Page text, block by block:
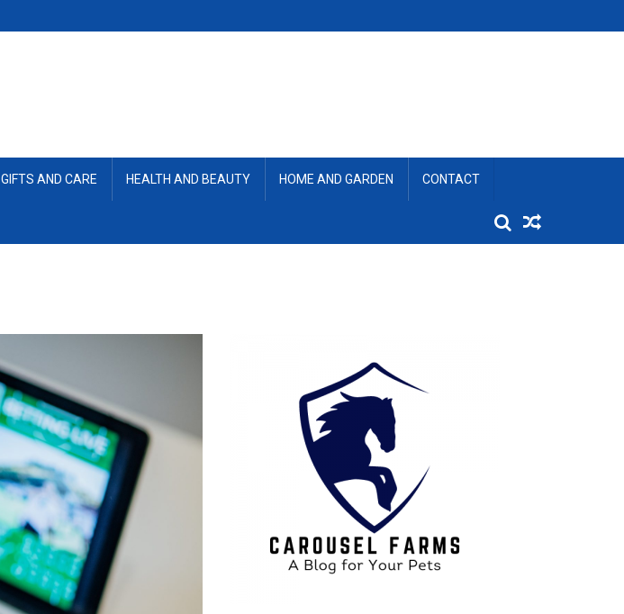
GIFTS AND CARE HEALTH AND BEAUTY HOME AND GARDEN CONTACT